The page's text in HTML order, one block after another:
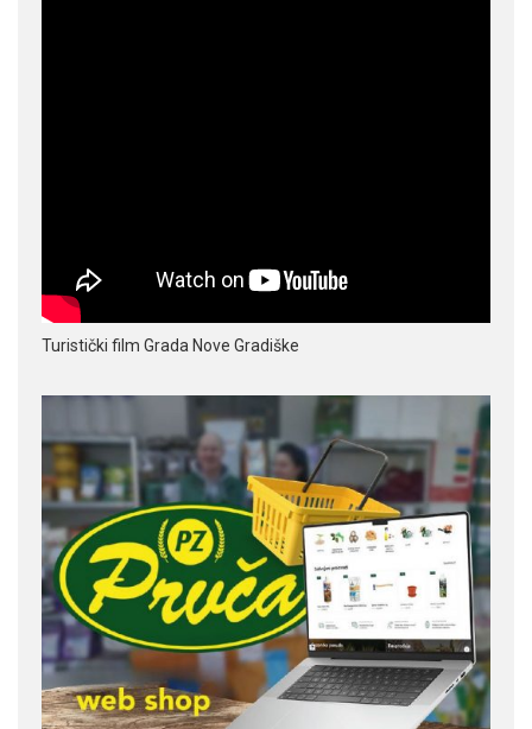
Turistički film Grada Nove Gradiške